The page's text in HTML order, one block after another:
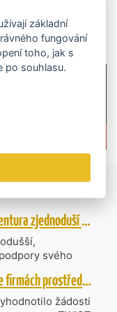
»
Vzniká CzechBusiness. Nová státní agentura zjednoduší podporu českých firem
svého
MPO posílí využití umělé inteligence ve firmách prostřednictvím 40 projektů z programu TWIST
žádosti
základní
fungování
toho, jak s
po souhlasu.